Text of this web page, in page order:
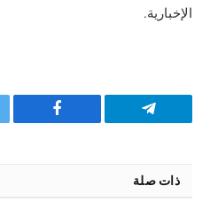
الإخبارية.
تيلقرام فيسبوك
ذات صلة